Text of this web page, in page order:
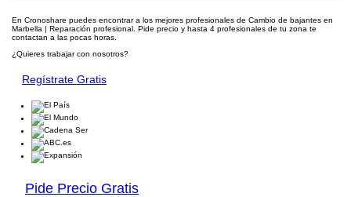
En Cronoshare puedes encontrar a los mejores profesionales de Cambio de bajantes en
Marbella | Reparación profesional. Pide precio y hasta 4 profesionales de tu zona te
contactan a las pocas horas.
¿Quieres trabajar con nosotros?
Regístrate Gratis
Pide Precio Gratis